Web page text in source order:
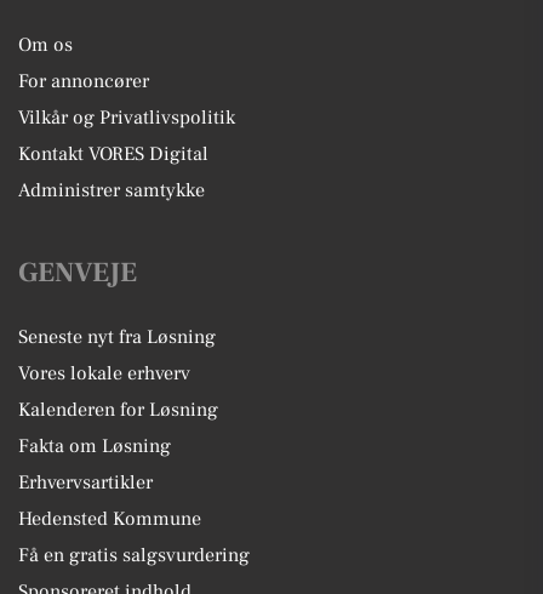
Om os
For annoncører
Vilkår og Privatlivspolitik
Kontakt VORES Digital
Administrer samtykke
GENVEJE
Seneste nyt fra Løsning
Vores lokale erhverv
Kalenderen for Løsning
Fakta om Løsning
Erhvervsartikler
Hedensted Kommune
Få en gratis salgsvurdering